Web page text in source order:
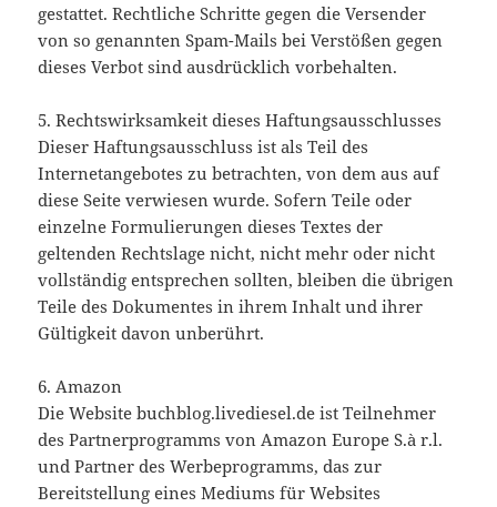
gestattet. Rechtliche Schritte gegen die Versender
von so genannten Spam-Mails bei Verstößen gegen
dieses Verbot sind ausdrücklich vorbehalten.
5. Rechtswirksamkeit dieses Haftungsausschlusses
Dieser Haftungsausschluss ist als Teil des
Internetangebotes zu betrachten, von dem aus auf
diese Seite verwiesen wurde. Sofern Teile oder
einzelne Formulierungen dieses Textes der
geltenden Rechtslage nicht, nicht mehr oder nicht
vollständig entsprechen sollten, bleiben die übrigen
Teile des Dokumentes in ihrem Inhalt und ihrer
Gültigkeit davon unberührt.
6. Amazon
Die Website buchblog.livediesel.de ist Teilnehmer
des Partnerprogramms von Amazon Europe S.à r.l.
und Partner des Werbeprogramms, das zur
Bereitstellung eines Mediums für Websites